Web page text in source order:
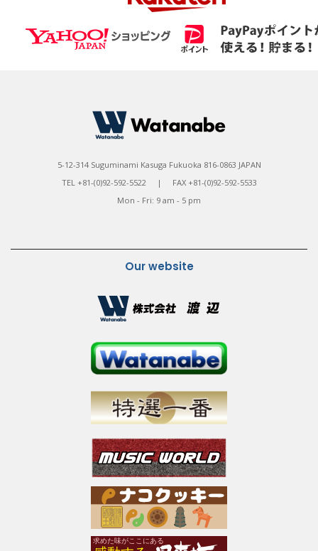
5-12-314 Suguminami Kasuga Fukuoka 816-0863 JAPAN
TEL +81-(0)92-592-5522 | FAX +81-(0)92-592-5533
Mon - Fri: 9 am - 5 pm
Our website